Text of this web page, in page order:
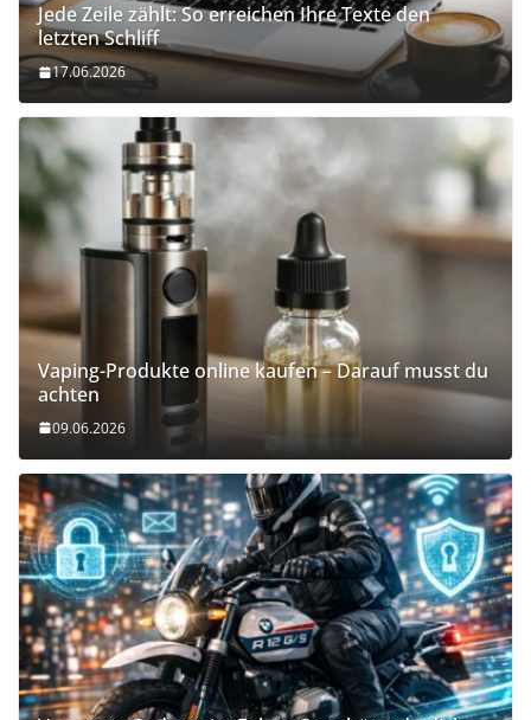
Jede Zeile zählt: So erreichen Ihre Texte den
letzten Schliff
17.06.2026
Vaping-Produkte online kaufen – Darauf musst du
achten
09.06.2026